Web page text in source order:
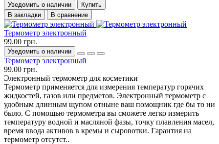
Уведомить о наличии
Купить
В закладки
В сравнение
Термометр электронный
99.00 грн.
Уведомить о наличии
Термометр электронный
99.00 грн.
Электронный термометр для косметики
Термометр применяется для измерения температур горячих
жидкостей, газов или предметов. Электронный термометр с
удобным длинным щупом отныне ваш помощник где бы то ни
было. С помощью термометра вы сможете легко измерить
температуру водной и масляной фазы, точку плавления масел,
время ввода активов в кремы и сыровотки. Гарантия на
термометр отсутст..